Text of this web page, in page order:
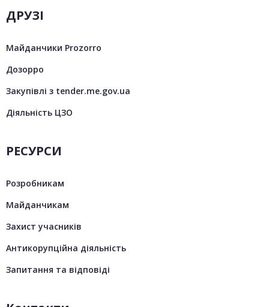
ДРУЗІ
Майданчики Prozorro
Дозорро
Закупівлі з tender.me.gov.ua
Діяльність ЦЗО
РЕСУРСИ
Розробникам
Майданчикам
Захист учасників
Антикорупційна діяльність
Запитання та відповіді